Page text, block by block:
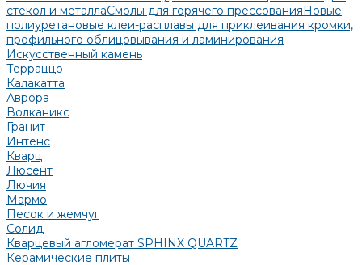
стёкол и металлаСмолы для горячего прессованияНовые
полиуретановые клеи-расплавы для приклеивания кромки,
профильного облицовывания и ламинирования
Искусственный камень
Терраццо
Калакатта
Аврора
Волканикс
Гранит
Интенс
Кварц
Люсент
Лючия
Мармо
Песок и жемчуг
Солид
Кварцевый агломерат SPHINX QUARTZ
Керамические плиты